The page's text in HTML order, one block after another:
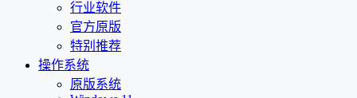
行业软件
官方原版
特别推荐
操作系统
原版系统